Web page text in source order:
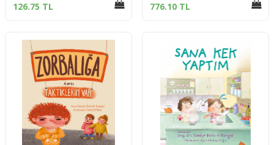
126.75 TL 776.10 TL